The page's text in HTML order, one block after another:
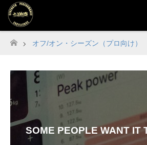
Home
オフ/オン・シーズン（プロ向け）
SOME PEOPLE WANT IT